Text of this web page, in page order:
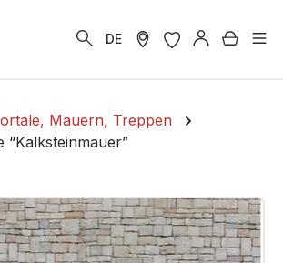
DE
Mauern, Treppen